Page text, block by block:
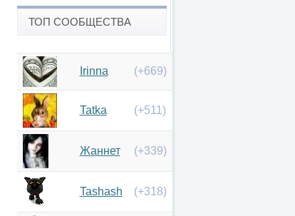
ТОП СООБЩЕСТВА
Irinna (+669)
Tatka (+511)
Жаннет (+339)
Tashash (+318)